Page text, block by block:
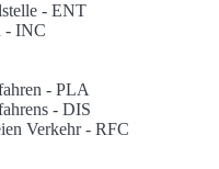
- ENT
- INC
- PLA
- DIS
Verkehr - RFC